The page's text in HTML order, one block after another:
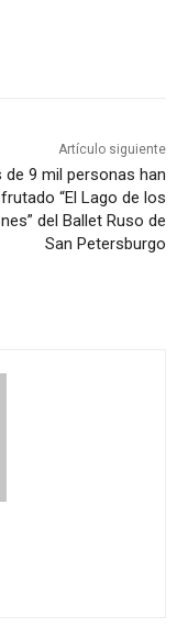
Artículo siguiente
de 9 mil personas han
“El Lago de los
del Ballet Ruso de
San Petersburgo